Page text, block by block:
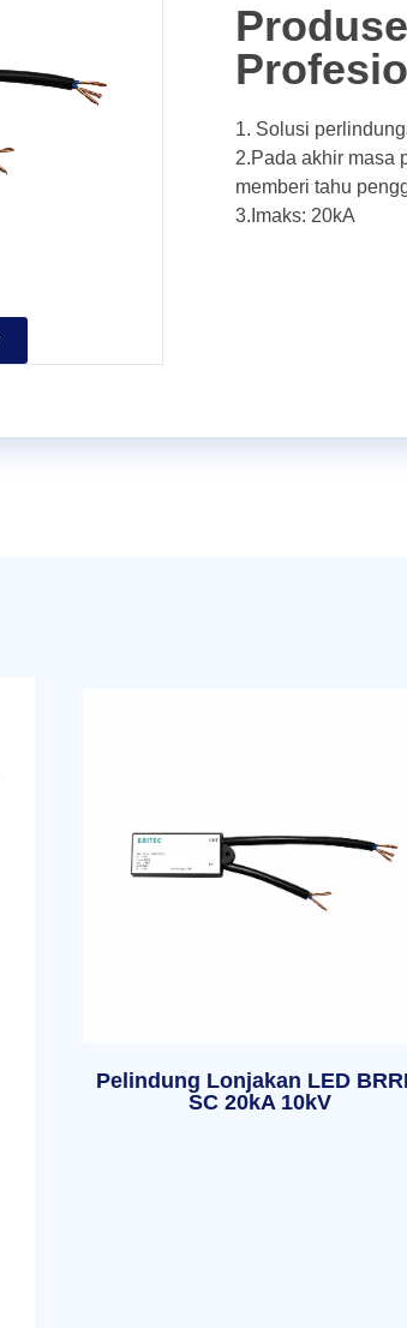
1. Solusi
2.Pada akhir masa
memberi tahu
3.Imaks: 20kA
Pelindung Lonjakan LED
SC 20kA 10kV